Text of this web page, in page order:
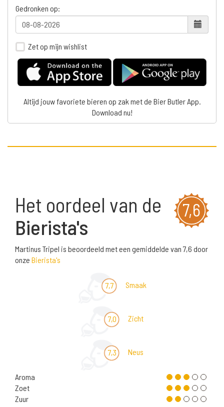
Gedronken op:
Zet op mijn wishlist
Altijd jouw favoriete bieren op zak met de Bier Butler App.
Download nu!
7,6
Het oordeel van de
Bierista's
Martinus Tripel is beoordeeld met een gemiddelde van 7,6 door
onze Bierista's
7,7 Smaak
7,0 Zicht
7,3 Neus
Aroma
Zoet
Zuur